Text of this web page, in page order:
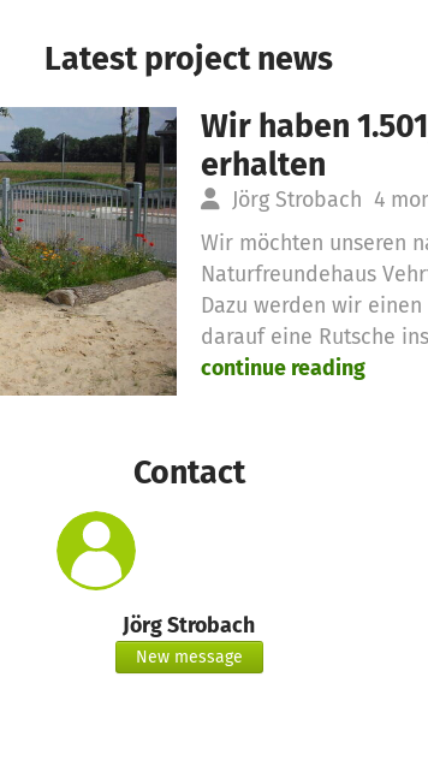
Latest project news
Wir haben
erhalten
Jörg Strobach 4
Wir möchten unseren
Naturfreundehaus
Dazu werden wir
darauf eine Rutsche
continue reading
Contact
Jörg Strobach
New message